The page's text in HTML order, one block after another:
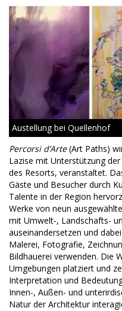
Austellung bei Quellenhof
Percorsi d’Arte(Art Paths)
Lazise mit Unterstützung
des Resorts, veranstaltet.
Gäste und Besucher durch
Talente in der Region
Werke von neun
mit Umwelt-, Landschafts-
auseinandersetzen und
Malerei, Fotografie,
Bildhauerei verwenden. Die
Umgebungen platziert und
Interpretation und
Innen-, Außen- und
Natur der Architektur